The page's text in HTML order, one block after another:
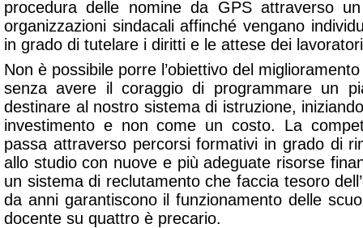
procedura delle nomine da GPS attraverso
organizzazioni sindacali affinché vengano
in grado di tutelare i diritti e le attese dei
Non è possibile porre l’obiettivo del
senza avere il coraggio di programmare un
destinare al nostro sistema di istruzione,
investimento e non come un costo. La
passa attraverso percorsi formativi in grado di
allo studio con nuove e più adeguate risorse
un sistema di reclutamento che faccia tesoro
da anni garantiscono il funzionamento delle
docente su quattro è precario.